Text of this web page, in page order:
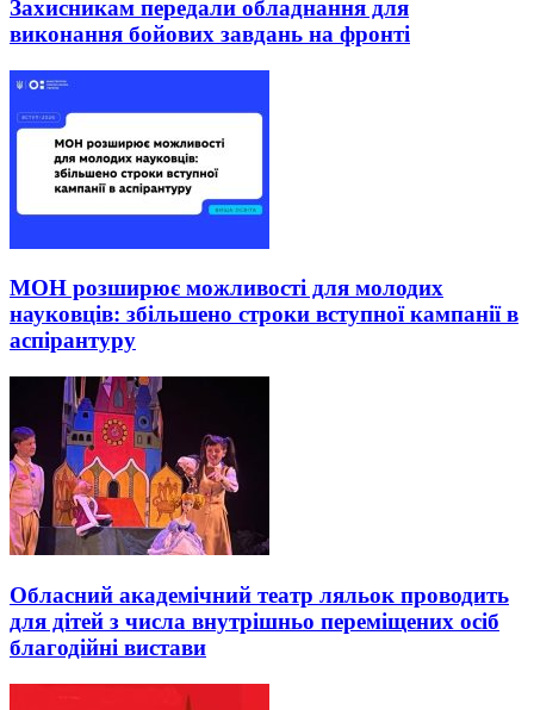
Захисникам передали обладнання для
виконання бойових завдань на фронті
МОН розширює можливості для молодих
науковців: збільшено строки вступної кампанії в
аспірантуру
Обласний академічний театр ляльок проводить
для дітей з числа внутрішньо переміщених осіб
благодійні вистави